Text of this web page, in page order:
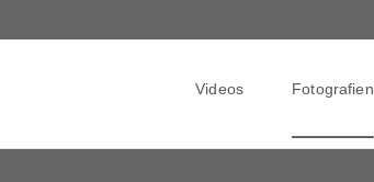
Videos Fotografien